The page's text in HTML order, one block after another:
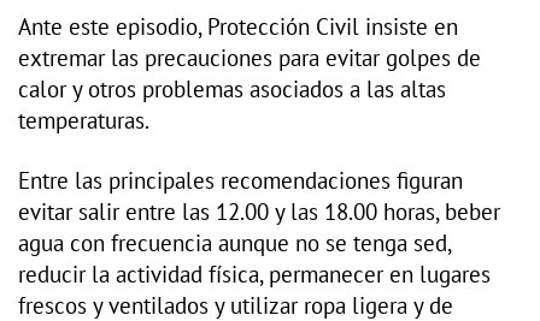
Ante este episodio, Protección Civil insiste en
extremar las precauciones para evitar golpes de
calor y otros problemas asociados a las altas
temperaturas.
Entre las principales recomendaciones figuran
evitar salir entre las 12.00 y las 18.00 horas, beber
agua con frecuencia aunque no se tenga sed,
reducir la actividad física, permanecer en lugares
frescos y ventilados y utilizar ropa ligera y de